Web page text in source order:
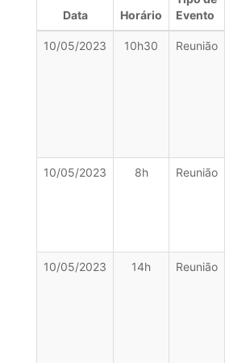
Data Horário
Evento
10/05/2023 10h30 Reunião
10/05/2023 8h Reunião
10/05/2023 14h Reunião